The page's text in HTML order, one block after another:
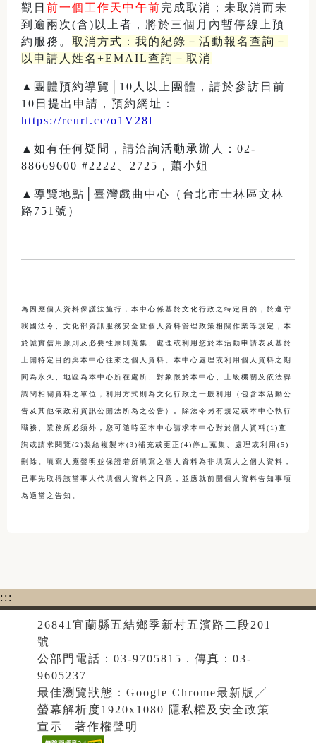
觀日 前一個工作天中午前完成取消；未取消而未
到逾兩次(含)以上者，將於三個月內暫停線上預
約服務。 取消方式：我的紀錄－活動報名查詢－
以申請人姓名+EMAIL查詢－取消
▲團體預約導覽│10人以上團體，請於參訪日前
10日提出申請，預約網址：
https://reurl.cc/o1V28l
▲如有任何疑問，請洽詢活動承辦人：02-
88669600 #2222、2725，蕭小姐
▲導覽地點│臺灣戲曲中心（台北市士林區文林
路751號）
為因應個人資料保護法施行，本中心係基於文化行政之特定目的，於遵守
我國法令、文化部資訊服務安全暨個人資料管理政策相關作業等規定，本
於誠實信用原則及必要性原則蒐集、處理或利用您於本活動申請表及基於
上開特定目的與本中心往來之個人資料。本中心處理或利用個人資料之期
間為永久、地區為本中心所在處所、對象限於本中心、上級機關及依法得
調閱相關資料之單位，利用方式則為文化行政之一般利用（包含本活動公
告及其他依政府資訊公開法所為之公告）。除法令另有規定或本中心執行
職務、業務所必須外，您可隨時至本中心請求本中心對於個人資料(1)查
詢或請求閱覽(2)製給複製本(3)補充或更正(4)停止蒐集、處理或利用(5)
刪除。填寫人應聲明並保證若所填寫之個人資料為非填寫人之個人資料，
已事先取得該當事人代填個人資料之同意，並應就前開個人資料告知事項
為適當之告知。
:::
26841宜蘭縣五結鄉季新村五濱路二段201
號
公部門電話：03-9705815．傳真：03-
9605237
最佳瀏覽狀態：Google Chrome最新版╱
螢幕解析度1920x1080 隱私權及安全政策
宣示 | 著作權聲明